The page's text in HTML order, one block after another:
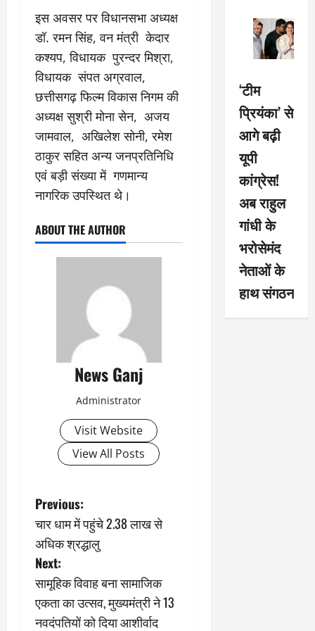
इस अवसर पर विधानसभा अध्यक्ष
डॉ. रमन सिंह, वन मंत्री केदार
कश्यप, विधायक पुरन्दर मिश्रा,
विधायक संपत अग्रवाल,
छत्तीसगढ़ फिल्म विकास निगम की
अध्यक्ष सुश्री मोना सेन, अजय
जामवाल, अखिलेश सोनी, रमेश
ठाकुर सहित अन्य जनप्रतिनिधि
एवं बड़ी संख्या में गणमान्य
नागरिक उपस्थित थे।
ABOUT THE AUTHOR
News Ganj
Administrator
Visit Website
View All Posts
P
o
s
t
Previous:
चार धाम में पहुंचे 2.38 लाख से
अधिक श्रद्धालु
Next:
सामूहिक विवाह बना सामाजिक
एकता का उत्सव, मुख्यमंत्री ने 13
नवदंपतियों को दिया आशीर्वाद
‘टीम
प्रियंका’ से
आगे बढ़ी
यूपी
कांग्रेस!
अब राहुल
गांधी के
भरोसेमंद
नेताओं के
हाथ संगठन